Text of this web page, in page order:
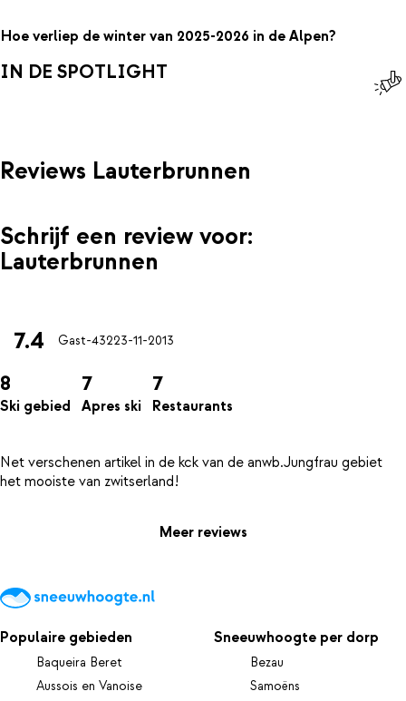
Hoe verliep de winter van 2025-2026 in de Alpen?
IN DE SPOTLIGHT
Reviews Lauterbrunnen
Schrijf een review voor:
Lauterbrunnen
7.4 Gast-43223-11-2013
8
Ski gebied
7
Apres ski
7
Restaurants
Net verschenen artikel in de kck van de anwb.Jungfrau gebiet
Meer reviews
Populaire gebieden
Baqueira Beret
Aussois en Vanoise
Sneeuwhoogte per dorp
Bezau
Samoëns